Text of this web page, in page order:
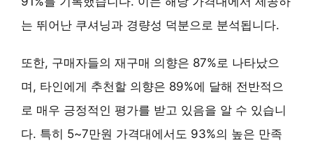
는 뛰어난 쿠셔닝과 경량성 덕분으로 분석됩니다.
또한, 구매자들의 재구매 의향은 87%로 나타났으
며, 타인에게 추천할 의향은 89%에 달해 전반적으
로 매우 긍정적인 평가를 받고 있음을 알 수 있습니
다. 특히 5~7만원 가격대에서도 93%의 높은 만족